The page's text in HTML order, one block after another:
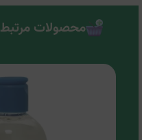
محصولات مرتبط